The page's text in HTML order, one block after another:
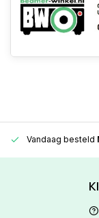
Vandaag besteld